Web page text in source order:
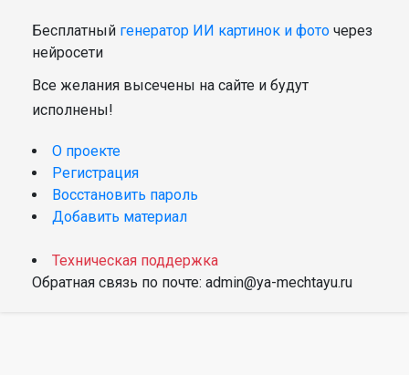
Бесплатный генератор ИИ картинок и фото через
нейросети
Все желания высечены на сайте и будут
исполнены!
О проекте
Регистрация
Восстановить пароль
Добавить материал
Техническая поддержка
Обратная связь по почте: admin@ya-mechtayu.ru